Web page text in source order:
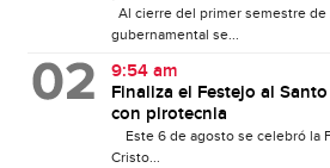
Al cierre del primer semestre
gubernamental se...
9:54 am
Finaliza el Festejo al
con pirotecnia
Este 6 de agosto se celebró la
Cristo...